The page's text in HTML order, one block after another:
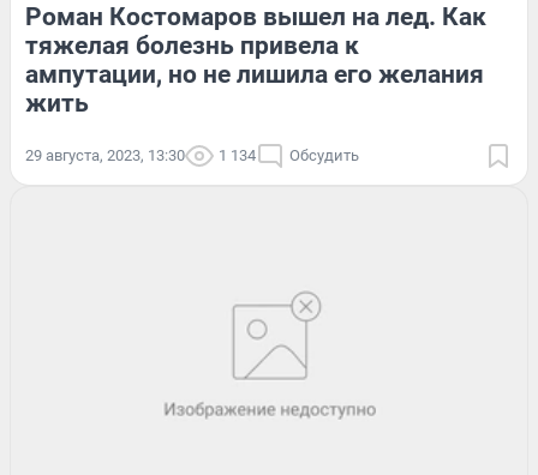
Роман Костомаров вышел на лед. Как
тяжелая болезнь привела к
ампутации, но не лишила его желания
жить
29 августа, 2023, 13:30 1 134 Обсудить